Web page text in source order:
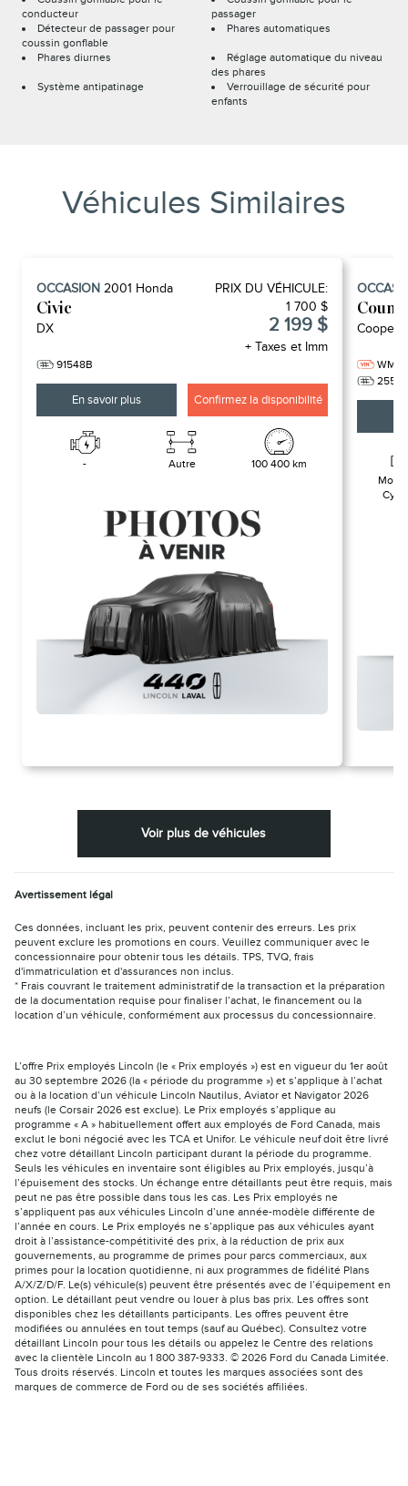
conducteur
passager
Détecteur de passager pour
coussin gonflable
Phares automatiques
Phares diurnes
Réglage automatique du niveau
des phares
Système antipatinage
Verrouillage de sécurité pour
enfants
Véhicules Similaires
OCCASION 2001 Honda
Civic
DX
91548B
PRIX ​​DU VÉHICULE:
1 700 $
2 199 $
+ Taxes et Imm
En savoir plus Confirmez la disponibilité
- Autre 100 400 km
Cooper
Voir plus de véhicules
Avertissement légal
Ces données, incluant les prix, peuvent contenir des erreurs. Les prix
peuvent exclure les promotions en cours. Veuillez communiquer avec le
concessionnaire pour obtenir tous les détails. TPS, TVQ, frais
d'immatriculation et d'assurances non inclus.
* Frais couvrant le traitement administratif de la transaction et la préparation
de la documentation requise pour finaliser l’achat, le financement ou la
location d’un véhicule, conformément aux processus du concessionnaire.
L’offre Prix employés Lincoln (le « Prix employés ») est en vigueur du 1er août
au 30 septembre 2026 (la « période du programme ») et s’applique à l’achat
ou à la location d’un véhicule Lincoln Nautilus, Aviator et Navigator 2026
neufs (le Corsair 2026 est exclue). Le Prix employés s’applique au
programme « A » habituellement offert aux employés de Ford Canada, mais
exclut le boni négocié avec les TCA et Unifor. Le véhicule neuf doit être livré
chez votre détaillant Lincoln participant durant la période du programme.
Seuls les véhicules en inventaire sont éligibles au Prix employés, jusqu’à
l’épuisement des stocks. Un échange entre détaillants peut être requis, mais
peut ne pas être possible dans tous les cas. Les Prix employés ne
s’appliquent pas aux véhicules Lincoln d’une année-modèle différente de
l’année en cours. Le Prix employés ne s’applique pas aux véhicules ayant
droit à l’assistance-compétitivité des prix, à la réduction de prix aux
gouvernements, au programme de primes pour parcs commerciaux, aux
primes pour la location quotidienne, ni aux programmes de fidélité Plans
A/X/Z/D/F. Le(s) véhicule(s) peuvent être présentés avec de l’équipement en
option. Le détaillant peut vendre ou louer à plus bas prix. Les offres sont
disponibles chez les détaillants participants. Les offres peuvent être
modifiées ou annulées en tout temps (sauf au Québec). Consultez votre
détaillant Lincoln pour tous les détails ou appelez le Centre des relations
avec la clientèle Lincoln au 1 800 387-9333. © 2026 Ford du Canada Limitée.
Tous droits réservés. Lincoln et toutes les marques associées sont des
marques de commerce de Ford ou de ses sociétés affiliées.